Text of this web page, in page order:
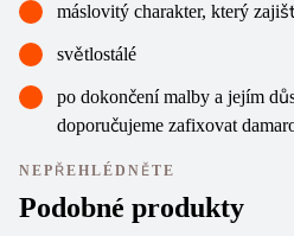
máslovitý charakter, který
světlostálé
po dokončení malby a jejím
doporučujeme zafixovat
NEPŘEHLÉDNĚTE
Podobné produkty